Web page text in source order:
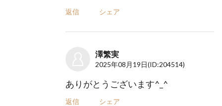
返信 シェア
澤繁実
2025年08月19日(ID:204514)
ありがとうございます^_^
返信 シェア